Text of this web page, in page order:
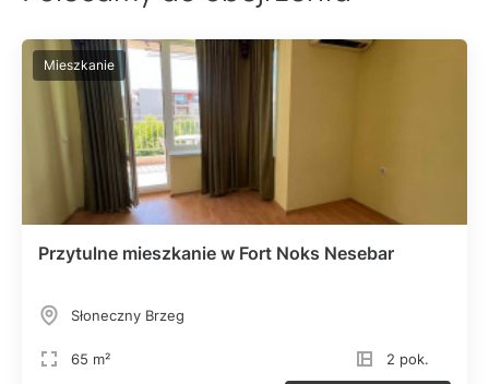
Mieszkanie
Przytulne mieszkanie w Fort Noks Nesebar
Słoneczny Brzeg
65 m² 2 pok.